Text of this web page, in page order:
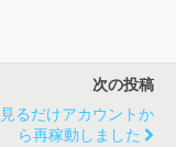
次の投稿
るだけアカウントか
ら再稼動しました